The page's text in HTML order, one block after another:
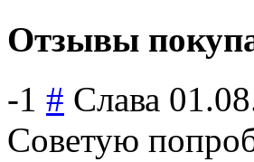
Отзывы
-1 # Слава
Советую